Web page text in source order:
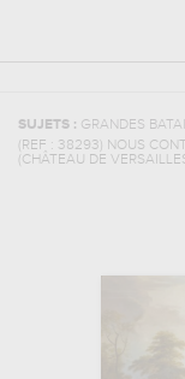
SUJETS : GRANDES
(REF : 38293) NOUS
(CHÂTEAU DE